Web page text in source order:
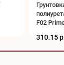
F02
310.15